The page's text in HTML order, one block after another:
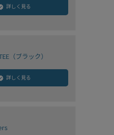
詳しく見る
（ブラック）
詳しく見る